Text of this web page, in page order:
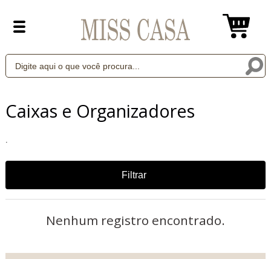
Caixas e Organizadores
.
Filtrar
Nenhum registro encontrado.